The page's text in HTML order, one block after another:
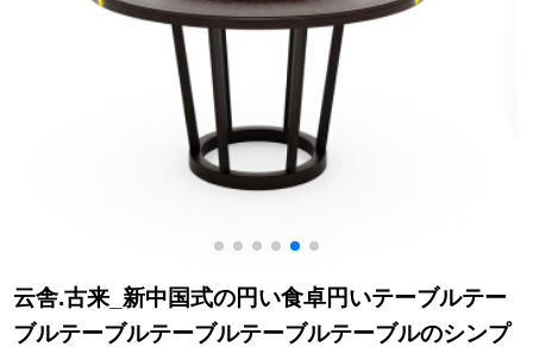
云舎.古来_新中国式の円い食卓円いテーブルテー
ブルテーブルテーブルテーブルテーブルのシンプ